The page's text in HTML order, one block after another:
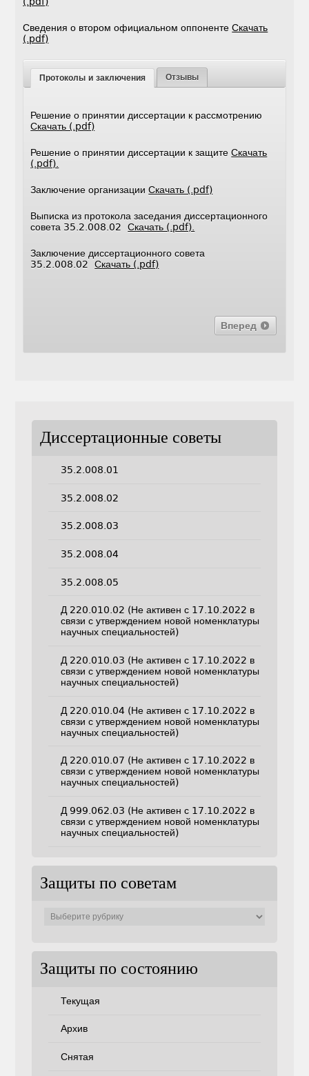
Сведения о втором официальном оппонентеСкачать
(.pdf)
Протоколы и заключения Отзывы
Решение о принятии диссертации к рассмотрению
Скачать (.pdf)
Решение о принятии диссертации к защитеСкачать
(.pdf).
Заключение организацииСкачать (.pdf)
Выписка из протокола заседания диссертационного
совета 35.2.008.02Скачать (.pdf).
Заключение диссертационного совета
35.2.008.02Скачать (.pdf)
Вперед
Диссертационные советы
35.2.008.01
35.2.008.02
35.2.008.03
35.2.008.04
35.2.008.05
Д 220.010.02 (Не активен с 17.10.2022 в
связи с утверждением новой номенклатуры
научных специальностей)
Д 220.010.03 (Не активен с 17.10.2022 в
связи с утверждением новой номенклатуры
научных специальностей)
Д 220.010.04 (Не активен с 17.10.2022 в
связи с утверждением новой номенклатуры
научных специальностей)
Д 220.010.07 (Не активен с 17.10.2022 в
связи с утверждением новой номенклатуры
научных специальностей)
Д 999.062.03 (Не активен с 17.10.2022 в
связи с утверждением новой номенклатуры
научных специальностей)
Защиты по советам
Защиты по состоянию
Текущая
Архив
Снятая